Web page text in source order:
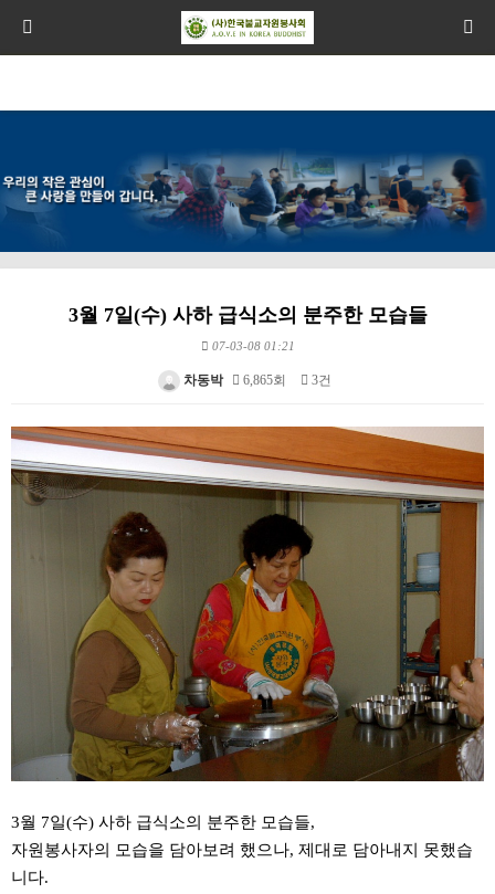
3월 7일(수) 사하 급식소의 분주한 모습들
07-03-08 01:21
차동박 6,865회 3건
본문
3월 7일(수) 사하 급식소의 분주한 모습들,
자원봉사자의 모습을 담아보려 했으나, 제대로 담아내지 못했습
니다.